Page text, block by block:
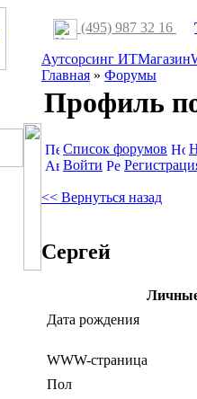
(495) 987 32 16
Аутсорсинг ИТМагазин
Главная » Форумы
Профиль
Список форумов
Войти
<< Вернуться назад
Сергей
Дата рождения
WWW-страница
Пол